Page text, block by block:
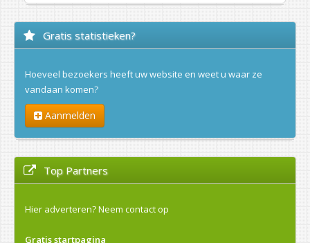
Gratis statistieken?
Hoeveel bezoekers heeft uw website en weet u waar ze
vandaan komen?
Aanmelden
Top Partners
Hier adverteren?Neem contact op
Gratis startpagina